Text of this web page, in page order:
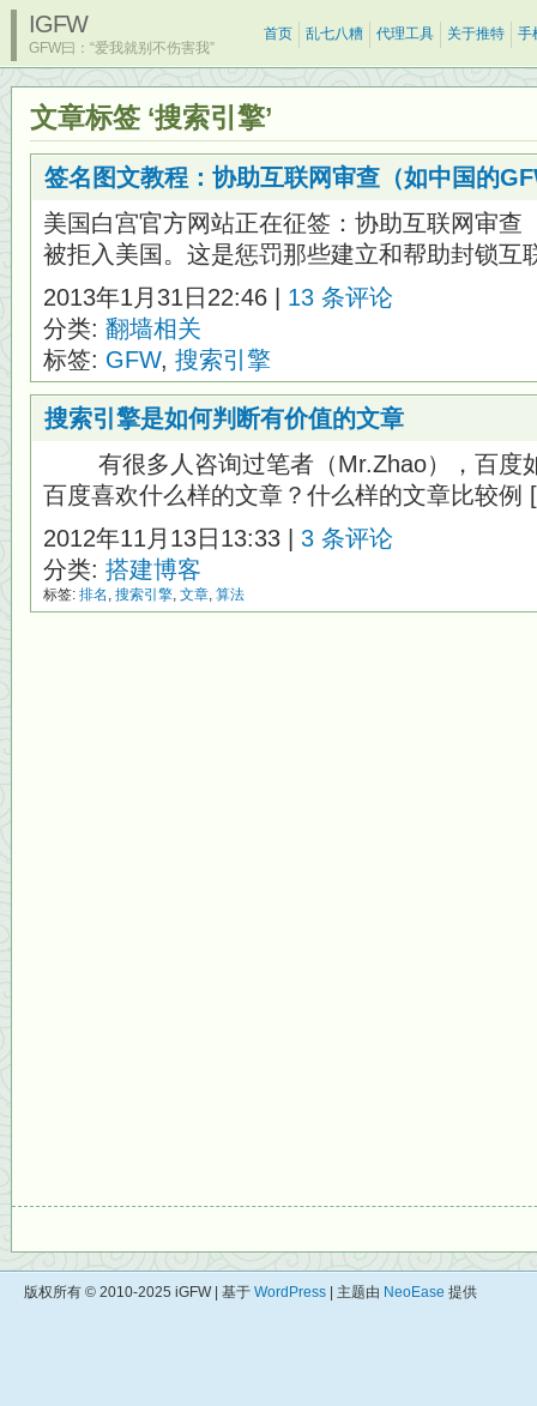
IGFW
GFW曰：“爱我就别不伤害我”
首页 乱七八糟 代理工具 关于推特 手
文章标签 ‘搜索引擎’
签名图文教程：协助互联网审查（如中国的
美国白宫官方网站正在征签：协助互联网审查
被拒入美国。这是惩罚那些建立和帮助封锁
2013年1月31日22:46 | 13 条评论
分类: 翻墙相关
标签: GFW, 搜索引擎
搜索引擎是如何判断有价值的文章
有很多人咨询过笔者（Mr.Zhao），百度
百度喜欢什么样的文章？什么样的文章比较
2012年11月13日13:33 | 3 条评论
分类: 搭建博客
标签: 排名 , 搜索引擎, 文章, 算法
版权所有 © 2010-2025 iGFW | 基于 WordPress | 主题由 NeoEase 提供